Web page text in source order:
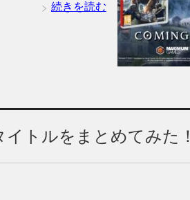
続きを読む
トルをまとめてみた！